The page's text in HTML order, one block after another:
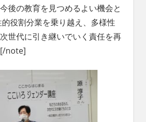
後の教育を見つめるよい機会と
役割分業を乗り越え、多様性
世代に引き継いでいく責任を再
note]